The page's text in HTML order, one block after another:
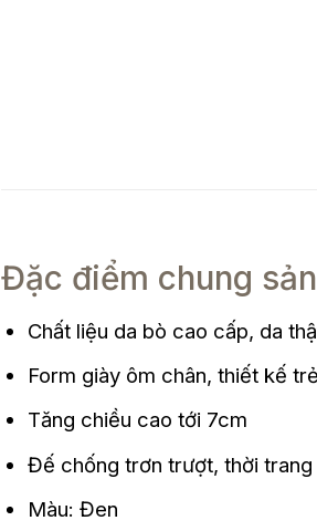
Đặc điểm chung
Chất liệu da bò cao cấp, da
Form giày ôm chân, thiết kế
Tăng chiều cao tới 7cm
Đế chống trơn trượt, thời trang
Màu: Đen